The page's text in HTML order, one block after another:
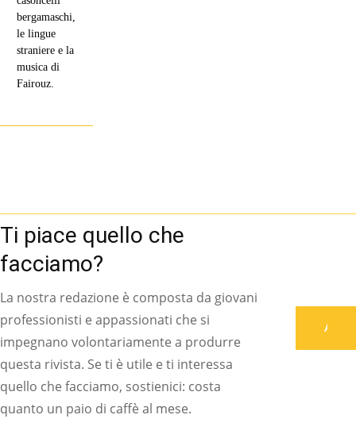
bergamaschi,
le lingue
straniere e la
musica di
Fairouz.
Ti piace quello che
facciamo?
La nostra redazione è composta da giovani
professionisti e appassionati che si
impegnano volontariamente a produrre
questa rivista. Se ti è utile e ti interessa
quello che facciamo, sostienici: costa
quanto un paio di caffè al mese.